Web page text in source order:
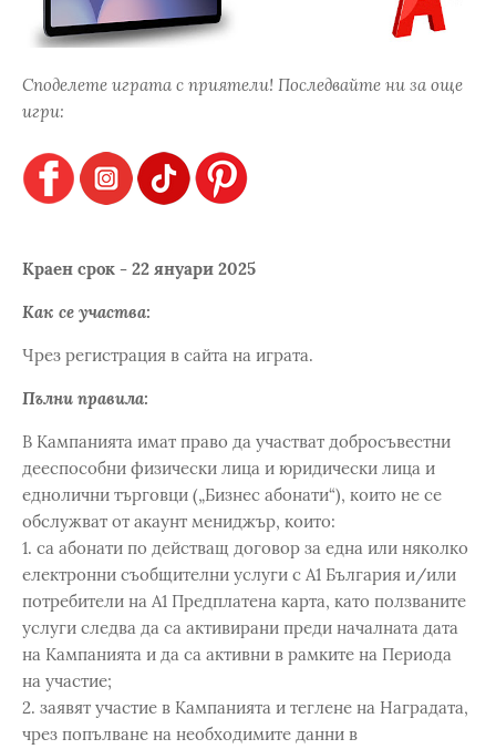
Споделете играта с приятели! Последвайте ни за още
игри:
Краен срок - 22 януари 2025
Как се участва:
Чрез регистрация в сайта на играта.
Пълни правила:
В Кампанията имат право да участват добросъвестни
дееспособни физически лица и юридически лица и
еднолични търговци („Бизнес абонати“), които не се
обслужват от акаунт мениджър, които:
1. са абонати по действащ договор за една или няколко
електронни съобщителни услуги с А1 България и/или
потребители на А1 Предплатена карта, като ползваните
услуги следва да са активирани преди началната дата
на Кампанията и да са активни в рамките на Периода
на участие;
2. заявят участие в Кампанията и теглене на Наградата,
чрез попълване на необходимите данни в